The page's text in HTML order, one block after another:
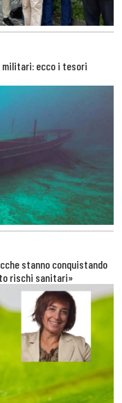
militari: ecco i tesori
stanno conquistando
rischi sanitari»